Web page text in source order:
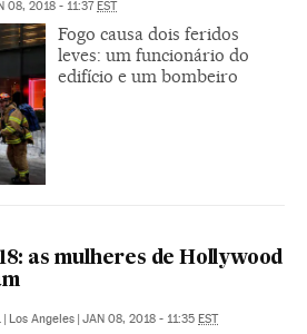
08, 2018 - 11:37EST
Fogo causa dois feridos
leves: um funcionário do
edifício e um bombeiro
as mulheres de Hollywood
| Los Angeles | JAN 08, 2018 - 11:35 EST